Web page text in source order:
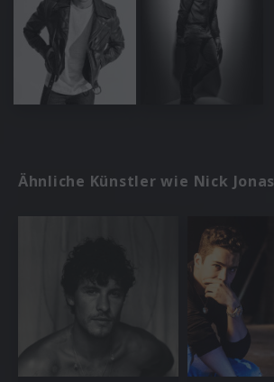
Ähnliche Künstler wie Nick Jonas